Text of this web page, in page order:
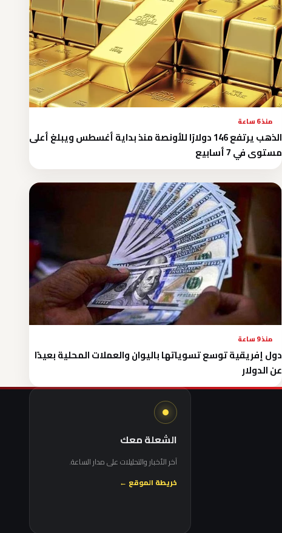
منذ 6 ساعة
الذهب يرتفع 146 دولارًا للأونصة منذ بداية أغسطس ويبلغ أعلى
مستوى في 7 أسابيع
منذ 9 ساعة
دول إفريقية توسع تسوياتها باليوان والعملات المحلية بعيدًا
عن الدولار
الشعلة معك
آخر الأخبار والتحليلات على مدار الساعة.
خريطة الموقع ←